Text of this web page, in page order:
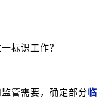
标识工作？
管需要，确定部分临